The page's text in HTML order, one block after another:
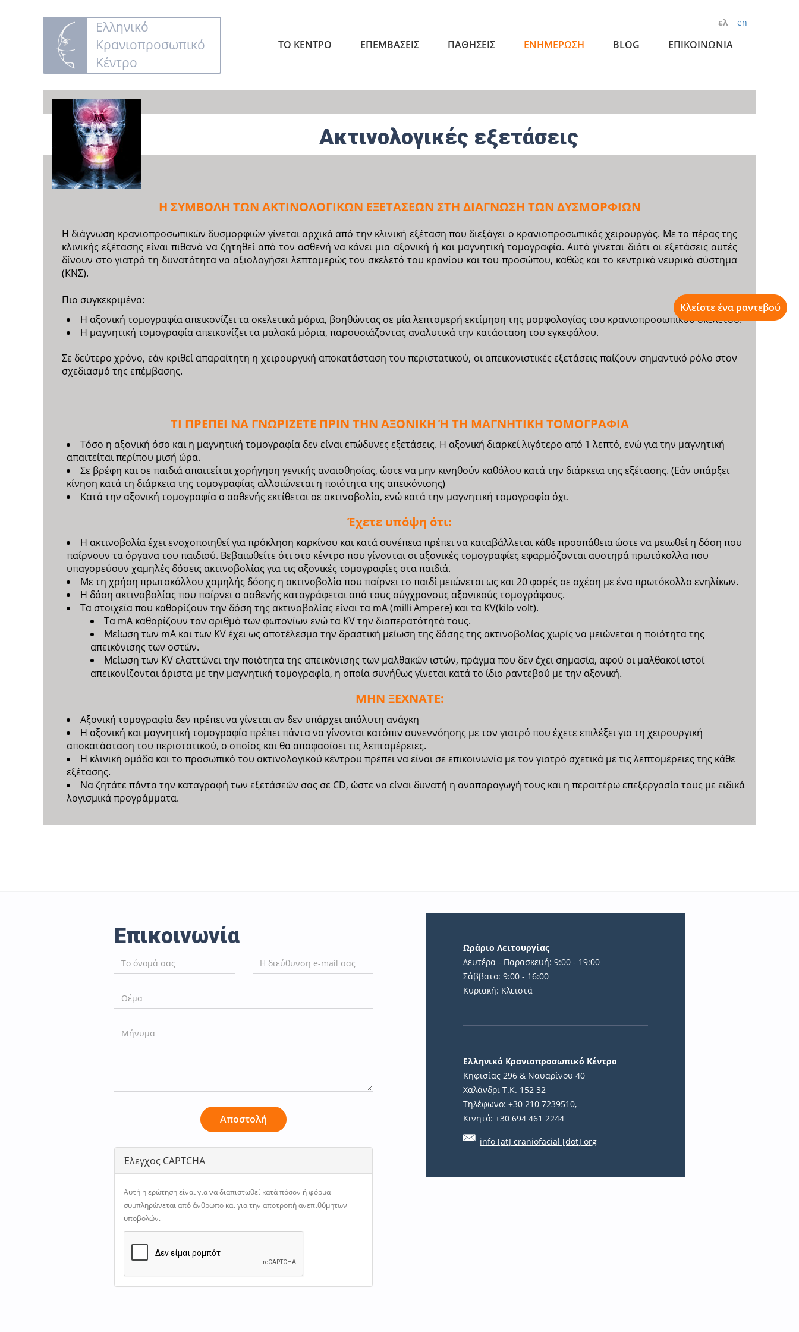
Ελληνικό
Κρανιοπροσωπικό
Κέντρο
en
ελ
ΤΟ ΚΕΝΤΡΟ ΕΠΕΜΒΑΣΕΙΣ ΠΑΘΗΣΕΙΣ ΕΝΗΜΕΡΩΣΗ BLOG ΕΠΙΚΟΙΝΩΝΙΑ
Ακτινολογικές εξετάσεις
Η ΣΥΜΒΟΛΗ ΤΩΝ ΑΚΤΙΝΟΛΟΓΙΚΩΝ ΕΞΕΤΑΣΕΩΝ ΣΤΗ ΔΙΑΓΝΩΣΗ ΤΩΝ ΔΥΣΜΟΡΦΙΩΝ
Η διάγνωση κρανιοπροσωπικών δυσμορφιών γίνεται αρχικά από την κλινική εξέταση που διεξάγει ο κρανιοπροσωπικός χειρουργός. Με το πέρας της
κλινικής εξέτασης είναι πιθανό να ζητηθεί από τον ασθενή να κάνει μια αξονική ή και μαγνητική τομογραφία. Αυτό γίνεται διότι οι εξετάσεις αυτές
δίνουν στο γιατρό τη δυνατότητα να αξιολογήσει λεπτομερώς τον σκελετό του κρανίου και του προσώπου, καθώς και το κεντρικό νευρικό σύστημα
(ΚΝΣ).
Πιο συγκεκριμένα:
Η αξονική τομογραφία απεικονίζει τα σκελετικά μόρια, βοηθώντας σε μία λεπτομερή εκτίμηση της μορφολογίας του κρανιοπροσωπικού σκελετού.
Η μαγνητική τομογραφία απεικονίζει τα μαλακά μόρια, παρουσιάζοντας αναλυτικά την κατάσταση του εγκεφάλου.
Σε δεύτερο χρόνο, εάν κριθεί απαραίτητη η χειρουργική αποκατάσταση του περιστατικού, οι απεικονιστικές εξετάσεις παίζουν σημαντικό ρόλο στον
σχεδιασμό της επέμβασης.
ΤΙ ΠΡΕΠΕΙ ΝΑ ΓΝΩΡΙΖΕΤΕ ΠΡΙΝ ΤΗΝ ΑΞΟΝΙΚΗ Ή ΤΗ ΜΑΓΝΗΤΙΚΗ ΤΟΜΟΓΡΑΦΙΑ
Τόσο η αξονική όσο και η μαγνητική τομογραφία δεν είναι επώδυνες εξετάσεις. Η αξονική διαρκεί λιγότερο από 1 λεπτό, ενώ για την μαγνητική
απαιτείται περίπου μισή ώρα.
Σε βρέφη και σε παιδιά απαιτείται χορήγηση γενικής αναισθησίας, ώστε να μην κινηθούν καθόλου κατά την διάρκεια της εξέτασης. (Εάν υπάρξει
κίνηση κατά τη διάρκεια της τομογραφίας αλλοιώνεται η ποιότητα της απεικόνισης)
Κατά την αξονική τομογραφία ο ασθενής εκτίθεται σε ακτινοβολία, ενώ κατά την μαγνητική τομογραφία όχι.
Έχετε υπόψη ότι:
Η ακτινοβολία έχει ενοχοποιηθεί για πρόκληση καρκίνου και κατά συνέπεια πρέπει να καταβάλλεται κάθε προσπάθεια ώστε να μειωθεί η δόση που
παίρνουν τα όργανα του παιδιού. Βεβαιωθείτε ότι στο κέντρο που γίνονται οι αξονικές τομογραφίες εφαρμόζονται αυστηρά πρωτόκολλα που
υπαγορεύουν χαμηλές δόσεις ακτινοβολίας για τις αξονικές τομογραφίες στα παιδιά.
Με τη χρήση πρωτοκόλλου χαμηλής δόσης η ακτινοβολία που παίρνει το παιδί μειώνεται ως και 20 φορές σε σχέση με ένα πρωτόκολλο ενηλίκων.
Η δόση ακτινοβολίας που παίρνει ο ασθενής καταγράφεται από τους σύγχρονους αξονικούς τομογράφους.
Τα στοιχεία που καθορίζουν την δόση της ακτινοβολίας είναι τα mA (milli Ampere) και τα KV(kilo volt).
Τα mA καθορίζουν τον αριθμό των φωτονίων ενώ τα KV την διαπερατότητά τους.
Μείωση των mA και των KV έχει ως αποτέλεσμα την δραστική μείωση της δόσης της ακτινοβολίας χωρίς να μειώνεται η ποιότητα της
απεικόνισης των οστών.
Μείωση των KV ελαττώνει την ποιότητα της απεικόνισης των μαλθακών ιστών, πράγμα που δεν έχει σημασία, αφού οι μαλθακοί ιστοί
απεικονίζονται άριστα με την μαγνητική τομογραφία, η οποία συνήθως γίνεται κατά το ίδιο ραντεβού με την αξονική.
ΜΗΝ ΞΕΧΝΑΤΕ:
Αξονική τομογραφία δεν πρέπει να γίνεται αν δεν υπάρχει απόλυτη ανάγκη
Η αξονική και μαγνητική τομογραφία πρέπει πάντα να γίνονται κατόπιν συνεννόησης με τον γιατρό που έχετε επιλέξει για τη χειρουργική
αποκατάσταση του περιστατικού, ο οποίος και θα αποφασίσει τις λεπτομέρειες.
Η κλινική ομάδα και το προσωπικό του ακτινολογικού κέντρου πρέπει να είναι σε επικοινωνία με τον γιατρό σχετικά με τις λεπτομέρειες της κάθε
εξέτασης.
Να ζητάτε πάντα την καταγραφή των εξετάσεών σας σε CD, ώστε να είναι δυνατή η αναπαραγωγή τους και η περαιτέρω επεξεργασία τους με ειδικά
λογισμικά προγράμματα.
Επικοινωνία
Αποστολή
Έλεγχος CAPTCHA
Αυτή η ερώτηση είναι για να διαπιστωθεί κατά πόσον ή φόρμα
συμπληρώνεται από άνθρωπο και για την αποτροπή ανεπιθύμητων
υποβολών.
Ωράριο Λειτουργίας
Δευτέρα - Παρασκευή: 9:00 - 19:00
Σάββατο: 9:00 - 16:00
Κυριακή: Κλειστά
Ελληνικό Κρανιοπροσωπικό Κέντρο
Κηφισίας 296 & Ναυαρίνου 40
Χαλάνδρι Τ.Κ. 152 32
Τηλέφωνο: +30 210 7239510,
Κινητό: +30 694 461 2244
info [at] craniofacial [dot] org
Κλείστε ένα ραντεβού